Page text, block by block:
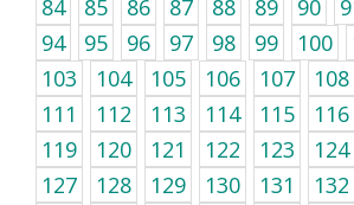
84
85 86 87 88 89 90
94
95 96 97 98 99 100
103
104 105 106 107 108
111
112 113 114 115 116
119
120 121 122 123 124
127
128 129 130 131 132